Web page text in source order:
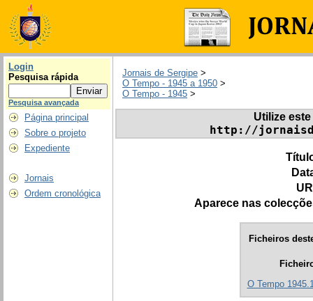
Login
Pesquisa rápida
Pesquisa avançada
Página principal
Sobre o projeto
Expediente
Jornais
Ordem cronológica
Jornais de Sergipe >
O Tempo - 1945 a 1950 >
O Tempo - 1945 >
Utilize
http://
Aparece nas
Ficheiros
O Tempo